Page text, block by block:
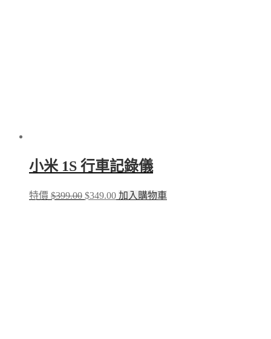
小米 1S 行車記錄儀
特價 $399.00 Original
price
$349.00Current
price
加入購物車